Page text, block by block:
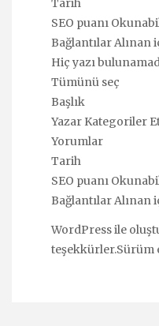
Tarih
SEO puanı
Bağlantılar Alınan
Hiç yazı
Tümünü seç
Başlık
Yazar Kategoriler
Yorumlar
Tarih
SEO puanı
Bağlantılar Alınan
WordPress ile
teşekkürler.Sürüm